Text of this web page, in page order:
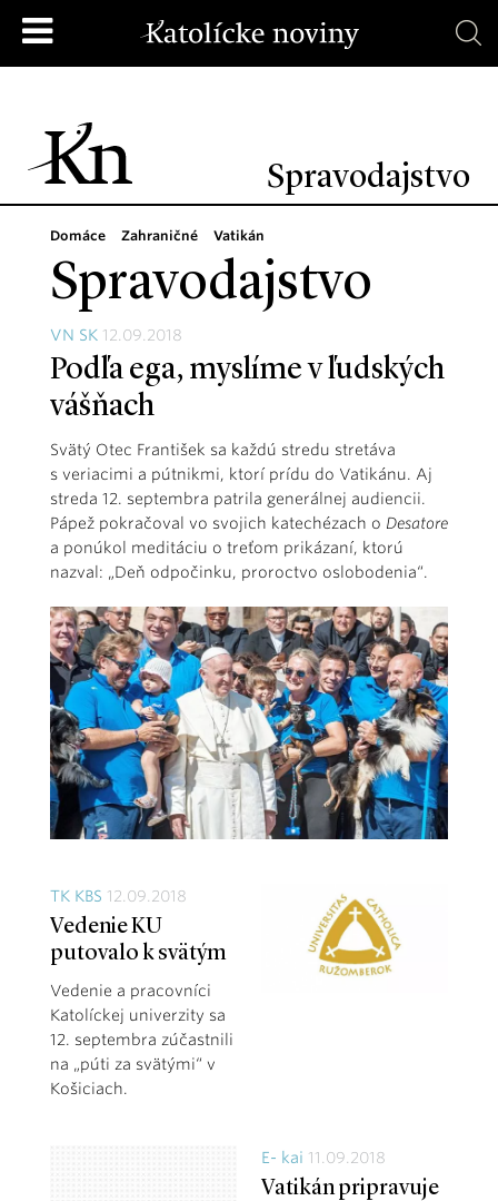
Spravodajstvo
Domáce Zahraničné Vatikán
Spravodajstvo
VN SK 12.09.2018
Podľa ega, myslíme v ľudských
vášňach
Svätý Otec František sa každú stredu stretáva
s veriacimi a pútnikmi, ktorí prídu do Vatikánu. Aj
streda 12. septembra patrila generálnej audiencii.
Pápež pokračoval vo svojich katechézach o Desatore
a ponúkol meditáciu o treťom prikázaní, ktorú
nazval: „Deň odpočinku, proroctvo oslobodenia“.
TK KBS 12.09.2018
Vedenie KU
putovalo k svätým
Vedenie a pracovníci
Katolíckej univerzity sa
12. septembra zúčastnili
na „púti za svätými“ v
Košiciach.
E- kai 11.09.2018
Vatikán pripravuje